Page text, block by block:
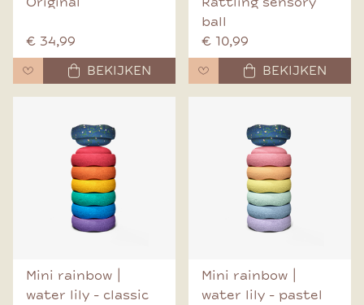
€ 34,99
BEKIJKEN
ball
€ 10,99
BEKIJKEN
Mini rainbow |
water lily - classic
Mini rainbow |
water lily - pastel